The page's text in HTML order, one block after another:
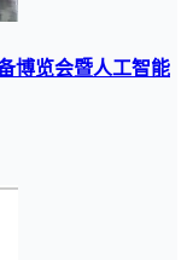
博览会暨人工智能